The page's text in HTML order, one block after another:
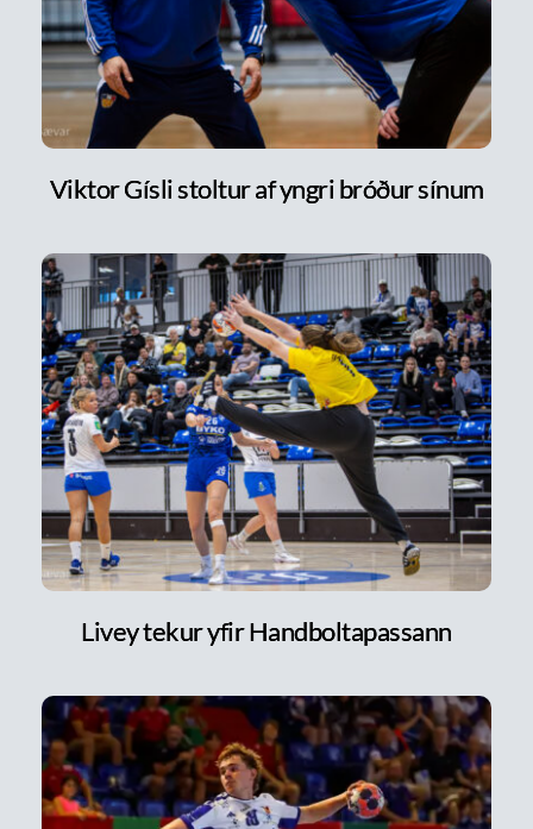
Viktor Gísli stoltur af yngri bróður sínum
Livey tekur yfir Handboltapassann